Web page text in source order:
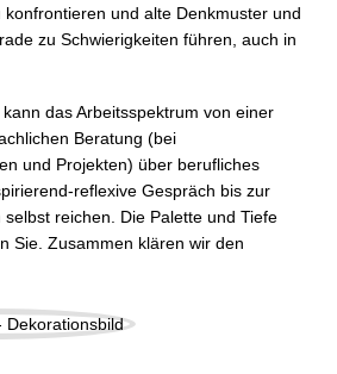
konfrontieren und alte Denkmuster und
zu Schwierigkeiten führen, auch in
das Arbeitsspektrum von einer
Beratung (bei
und Projekten) über berufliches
reflexive Gespräch bis zur
reichen. Die Palette und Tiefe
Sie. Zusammen klären wir den